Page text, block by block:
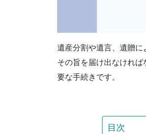
遺産分割や遺言、遺贈に
その旨を届け出なけれ
要な手続きです。
目次